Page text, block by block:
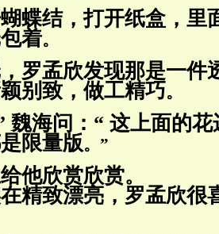
蝶结，打开纸盒，里
着。
罗孟欣发现那是一件
别致，做工精巧。
魏海问：“ 这上面的
限量版。”
他欣赏欣赏。
精致漂亮，罗孟欣很